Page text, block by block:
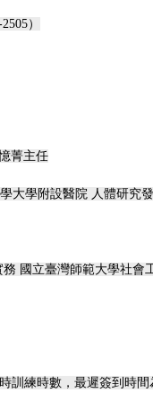
）
菁主任
大學附設醫院 人體研究
國立臺灣師範大學社會
訓練時數，最遲簽到時